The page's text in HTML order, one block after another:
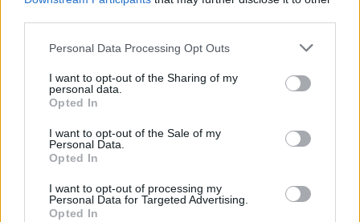
Please note that this website/app uses one or more Google
not limited to your visit or usage behaviour. You may click to
grant or deny consent to Google and its third-party tags to
use your data for below specified purposes in below Google
consent section.
Personal Data Processing Opt Outs
I want to opt-out of the Sharing of my
personal data.
Opted In
I want to opt-out of the Sale of my
Personal Data.
Opted In
I want to opt-out of processing my
Personal Data for Targeted Advertising.
Opted In
Papagájmobil
Haszontalanságban dobogós helyezést érhet el a